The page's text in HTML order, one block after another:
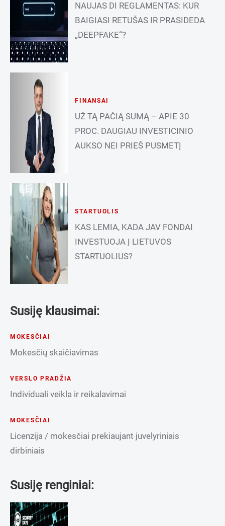
NAUJAS DI REGLAMENTAS: KUR
BAIGIASI RETUŠAS IR PRASIDEDA
„DEEPFAKE“?
FINANSAI
UŽ TĄ PAČIĄ SUMĄ – APIE 30
PROC. DAUGIAU INVESTICINIO
AUKSO NEI PRIEŠ PUSMETĮ
STARTUOLIS
KAS LEMIA, KADA JAV FONDAI
INVESTUOJA Į LIETUVOS
STARTUOLIUS?
Susiję klausimai:
MOKESČIAI
Mokesčių skaičiavimas
VERSLO PRADŽIA
Individuali veikla ir reikalavimai
MOKESČIAI
Licenzija / mokesčiai prekiaujant juvelyriniais
dirbiniais
Susiję renginiai: